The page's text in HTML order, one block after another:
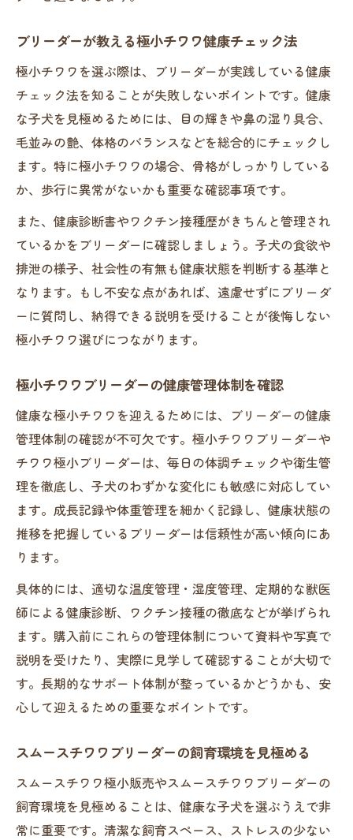
ブリーダーが教える極小チワワ健康チェック法
極小チワワを選ぶ際は、ブリーダーが実践している健康
チェック法を知ることが失敗しないポイントです。健康
な子犬を見極めるためには、目の輝きや鼻の湿り具合、
毛並みの艶、体格のバランスなどを総合的にチェックし
ます。特に極小チワワの場合、骨格がしっかりしている
か、歩行に異常がないかも重要な確認事項です。
また、健康診断書やワクチン接種歴がきちんと管理され
ているかをブリーダーに確認しましょう。子犬の食欲や
排泄の様子、社会性の有無も健康状態を判断する基準と
なります。もし不安な点があれば、遠慮せずにブリーダ
ーに質問し、納得できる説明を受けることが後悔しない
極小チワワ選びにつながります。
極小チワワブリーダーの健康管理体制を確認
健康な極小チワワを迎えるためには、ブリーダーの健康
管理体制の確認が不可欠です。極小チワワブリーダーや
チワワ極小ブリーダーは、毎日の体調チェックや衛生管
理を徹底し、子犬のわずかな変化にも敏感に対応してい
ます。成長記録や体重管理を細かく記録し、健康状態の
推移を把握しているブリーダーは信頼性が高い傾向にあ
ります。
具体的には、適切な温度管理・湿度管理、定期的な獣医
師による健康診断、ワクチン接種の徹底などが挙げられ
ます。購入前にこれらの管理体制について資料や写真で
説明を受けたり、実際に見学して確認することが大切で
す。長期的なサポート体制が整っているかどうかも、安
心して迎えるための重要なポイントです。
スムースチワワブリーダーの飼育環境を見極める
スムースチワワ極小販売やスムースチワワブリーダーの
飼育環境を見極めることは、健康な子犬を選ぶうえで非
常に重要です。清潔な飼育スペース、ストレスの少ない